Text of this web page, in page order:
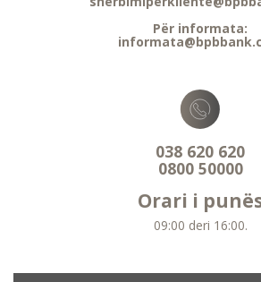
Për informata:
038 620 620
0800 50000
Orari i
09:00 deri 16:00.